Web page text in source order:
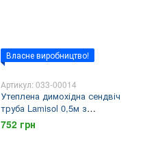
Власне виробництво!
Артикул: 033-00014
Утеплена димохідна сендвіч
труба Lamisol 0,5м з
нержавіючої сталі AISI 201 d.
110/180мм товщина 0,8мм
752 грн